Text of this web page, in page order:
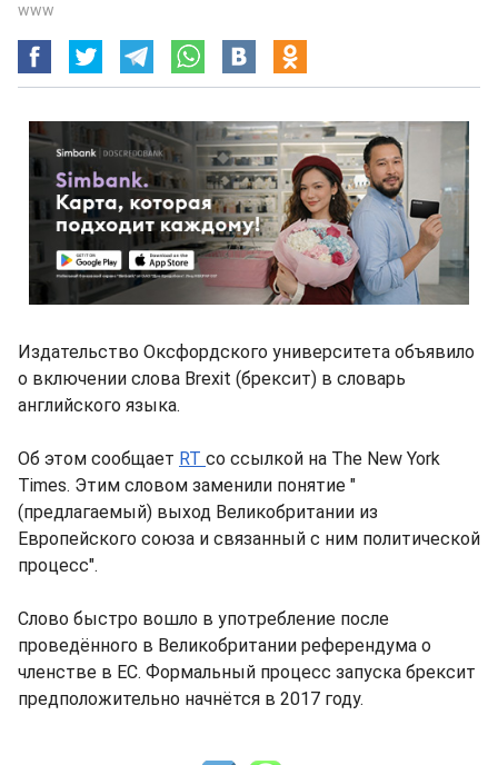
www
Издательство Оксфордского университета объявило
о включении слова Brexit (брексит) в словарь
английского языка.
Об этом сообщает RT со ссылкой на The New York
Times. Этим словом заменили понятие "
(предлагаемый) выход Великобритании из
Европейского союза и связанный с ним политической
процесс".
Слово быстро вошло в употребление после
проведённого в Великобритании референдума о
членстве в ЕС. Формальный процесс запуска брексит
предположительно начнётся в 2017 году.